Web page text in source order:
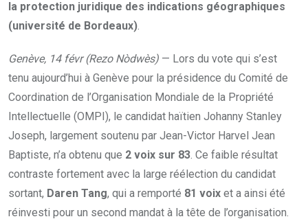
la protection juridique des indications géographiques
(université de Bordeaux).
Genève, 14 févr (Rezo Nòdwès) — Lors du vote qui s’est
tenu aujourd’hui à Genève pour la présidence du Comité de
Coordination de l’Organisation Mondiale de la Propriété
Intellectuelle (OMPI), le candidat haïtien Johanny Stanley
Joseph, largement soutenu par Jean-Victor Harvel Jean
Baptiste, n’a obtenu que 2 voix sur 83. Ce faible résultat
contraste fortement avec la large réélection du candidat
sortant, Daren Tang, qui a remporté 81 voix et a ainsi été
réinvesti pour un second mandat à la tête de l’organisation.